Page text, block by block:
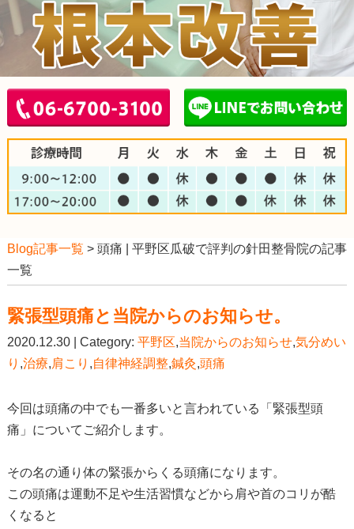
Blog記事一覧 > 頭痛 | 平野区瓜破で評判の針田整骨院の記事
一覧
緊張型頭痛と当院からのお知らせ。
2020.12.30 | Category: 平野区,当院からのお知らせ,気分めい
り ,治療,肩こり ,自律神経調整,鍼灸,頭痛
今回は頭痛の中でも一番多いと言われている「緊張型頭
痛」についてご紹介します。
その名の通り体の緊張からくる頭痛になります。
この頭痛は運動不足や生活習慣などから肩や首のコリが酷
くなると